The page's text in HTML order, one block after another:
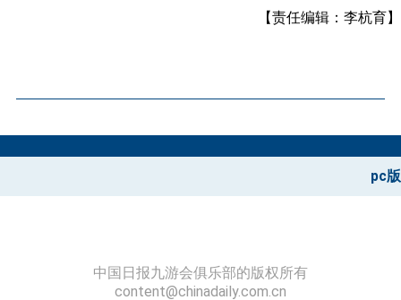
【责任编辑：李杭育】
pc版
中国日报九游会俱乐部的版权所有
content@chinadaily.com.cn